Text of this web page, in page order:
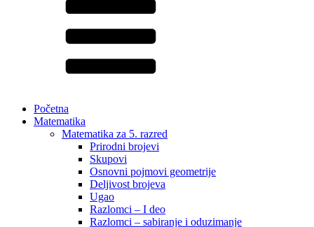
Početna
Matematika
Matematika za 5. razred
Prirodni brojevi
Skupovi
Osnovni pojmovi geometrije
Deljivost brojeva
Ugao
Razlomci – I deo
Razlomci – sabiranje i oduzimanje